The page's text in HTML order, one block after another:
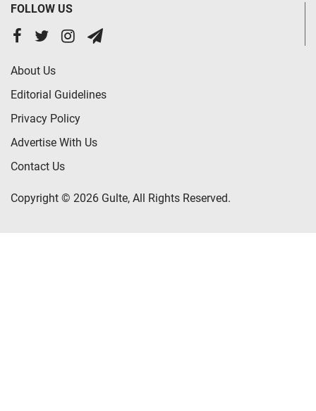
FOLLOW US
About Us
Editorial Guidelines
Privacy Policy
Advertise With Us
Contact Us
Copyright © 2026 Gulte, All Rights Reserved.